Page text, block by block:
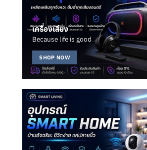
เครื่องเสียง
Because life is good
SHOP NOW